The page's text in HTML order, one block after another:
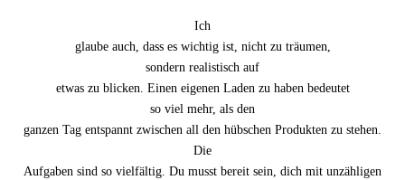
Ich
glaube auch, dass es wichtig ist, nicht zu träumen,
sondern realistisch auf
etwas zu blicken. Einen eigenen Laden zu haben bedeutet
so viel mehr, als den
ganzen Tag entspannt zwischen all den hübschen Produkten zu stehen.
Die
Aufgaben sind so vielfältig. Du musst bereit sein, dich mit unzähligen